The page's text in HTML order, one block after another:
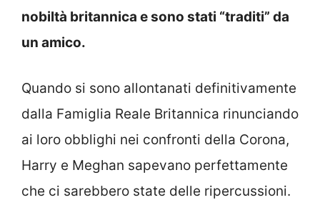
nobiltà britannica e sono stati “traditi” da
un amico.
Quando si sono allontanati definitivamente
dalla Famiglia Reale Britannica rinunciando
ai loro obblighi nei confronti della Corona,
Harry e Meghan sapevano perfettamente
che ci sarebbero state delle ripercussioni.